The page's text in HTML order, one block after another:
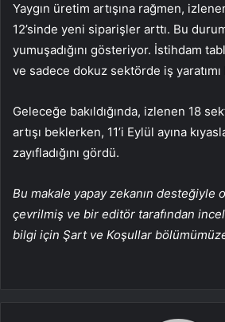
Yaygın üretim artışına rağmen,
12’sinde yeni siparişler arttı. Bu
yumuşadığını gösteriyor. İstihdam
ve sadece dokuz sektörde iş
Geleceğe bakıldığında, izlenen 18
artışı beklerken, 11’i Eylül ayına
zayıfladığını gördü.
Bu makale yapay zekanın desteğiyle
çevrilmiş ve bir editör tarafından
bilgi için Şart ve Koşullar